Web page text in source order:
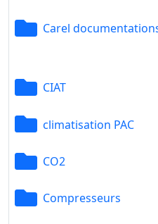
Carel
CIAT
climatisation PAC
CO2
Compresseurs